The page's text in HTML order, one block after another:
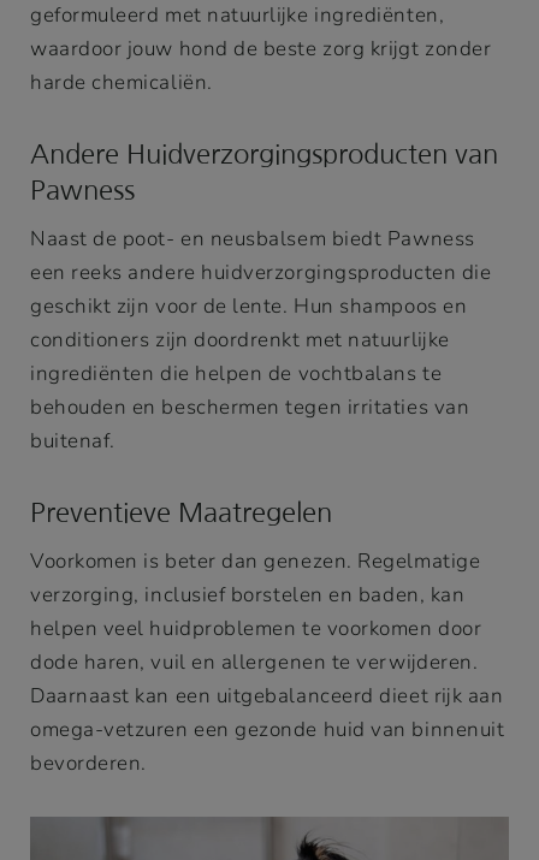
geformuleerd met natuurlijke ingrediënten,
waardoor jouw hond de beste zorg krijgt zonder
harde chemicaliën.
Andere Huidverzorgingsproducten van
Pawness
Naast de poot- en neusbalsem biedt Pawness
een reeks andere huidverzorgingsproducten die
geschikt zijn voor de lente. Hun shampoos en
conditioners zijn doordrenkt met natuurlijke
ingrediënten die helpen de vochtbalans te
behouden en beschermen tegen irritaties van
buitenaf.
Preventieve Maatregelen
Voorkomen is beter dan genezen. Regelmatige
verzorging, inclusief borstelen en baden, kan
helpen veel huidproblemen te voorkomen door
dode haren, vuil en allergenen te verwijderen.
Daarnaast kan een uitgebalanceerd dieet rijk aan
omega-vetzuren een gezonde huid van binnenuit
bevorderen.